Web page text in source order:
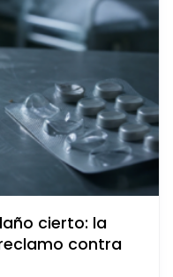
cierto: la
contra